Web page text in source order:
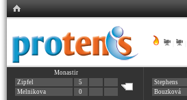
Monastir
Zipfel
5
Melnikova
0
Stephens
Bouzková